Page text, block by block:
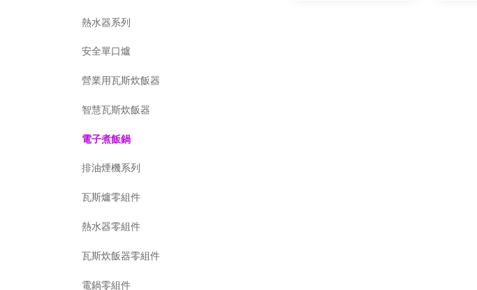
熱水器系列
安全單口爐
營業用瓦斯炊飯器
智慧瓦斯炊飯器
電子煮飯鍋
排油煙機系列
瓦斯爐零組件
熱水器零組件
瓦斯炊飯器零組件
電鍋零組件